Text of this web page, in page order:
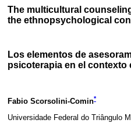
The multicultural
the ethnopsychological
Los elementos de
psicoterapia en el
Fabio Scorsolini-Comin*
Universidade Federal do Triângulo